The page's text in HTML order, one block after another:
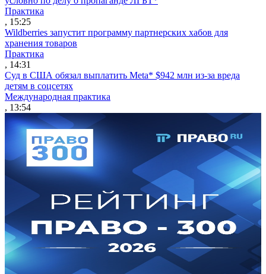
Практика
, 15:25
Wildberries запустит программу партнерских хабов для
хранения товаров
Практика
, 14:31
Суд в США обязал выплатить Meta* $942 млн из-за вреда
детям в соцсетях
Международная практика
, 13:54